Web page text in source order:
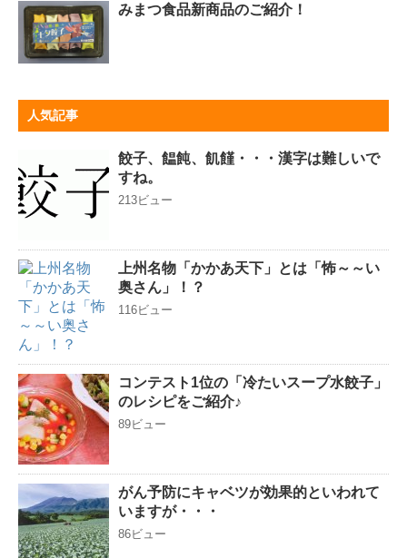
みまつ食品新商品のご紹介！
人気記事
餃子、饂飩、飢饉・・・漢字は難しいで
すね。
213ビュー
上州名物「かかあ天下」とは「怖～～い
奥さん」！？
116ビュー
コンテスト1位の「冷たいスープ水餃子」
のレシピをご紹介♪
89ビュー
がん予防にキャベツが効果的といわれて
いますが・・・
86ビュー